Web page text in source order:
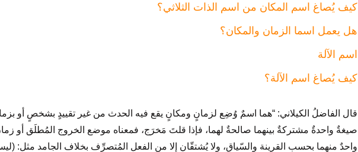
كيف يُصاغ اسم المكان من اسم الذات الثلاثي؟
هل يعمل اسما الزمان والمكان؟
اسم الآلة
كيف يُصاغ اسم الآلة؟
قال الفاضلُ الكيلاني: “هما اسمٌ وُضِع لزمانٍ ومكانٍ يقع فيه الحدث من غير تقييدٍ بشخصٍ أو
صيغةٌ واحدةٌ مشتركةٌ بينهما صالحةٌ لهما، فإذا قلتَ مَخرَج، فمعناه موضع الخروج المُطلَق أو
واحدٌ منهما بحسب القرينة والسّياق، ولا يُشتقّان إلا من الفعل المُتصرِّف بخلاف الجامد مثل: